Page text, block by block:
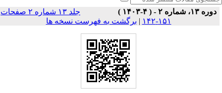
دوره ۱۳، شماره ۲ - ( ۴-۱۴۰۳ )
جلد ۱۳ شماره ۲ صفحات
۱۵۱-۱۴۲
| برگشت به فهرست نسخه ها